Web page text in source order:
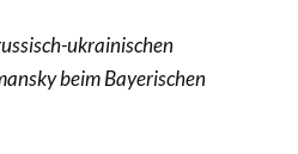
ukrainischen
beim Bayerischen